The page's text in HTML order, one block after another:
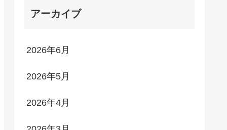
アーカイブ
2026年6月
2026年5月
2026年4月